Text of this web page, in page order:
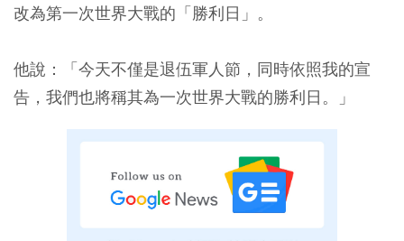
改為第一次世界大戰的「勝利日」。
他說：「今天不僅是退伍軍人節，同時依照我的宣
告，我們也將稱其為一次世界大戰的勝利日。」